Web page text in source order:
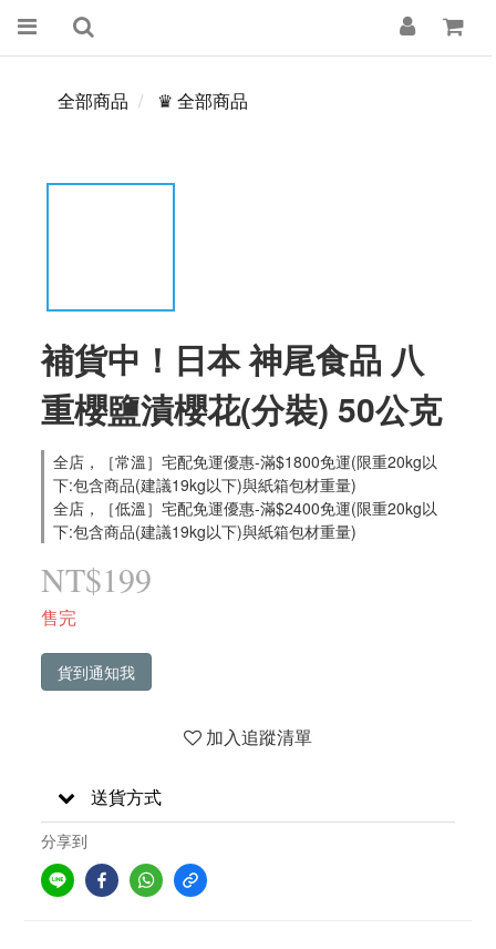
全部商品 ♛ 全部商品
補貨中！日本 神尾食品 八
重櫻鹽漬櫻花(分裝) 50公克
全店，［常溫］宅配免運優惠-滿$1800免運(限重20kg以
下:包含商品(建議19kg以下)與紙箱包材重量)
全店，［低溫］宅配免運優惠-滿$2400免運(限重20kg以
下:包含商品(建議19kg以下)與紙箱包材重量)
NT$199
售完
貨到通知我
加入追蹤清單
送貨方式
分享到